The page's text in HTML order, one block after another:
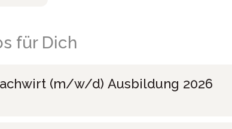
für Dich
(m/w/d) Ausbildung 2026